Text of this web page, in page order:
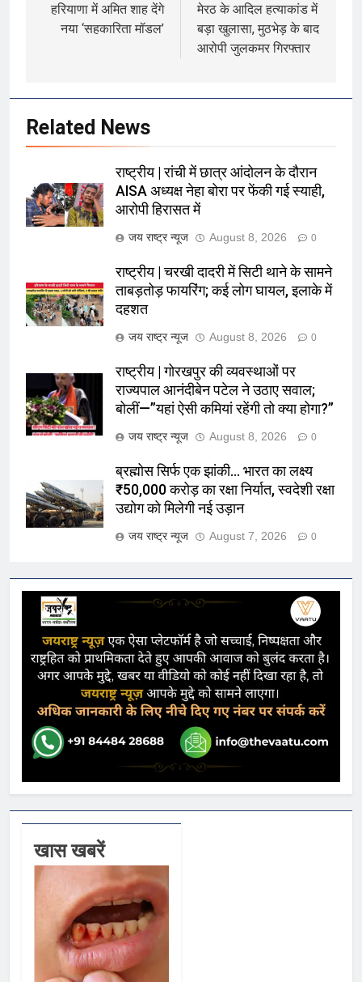
navigation
हरियाणा में अमित शाह देंगे
नया ‘सहकारिता मॉडल’
मेरठ के आदिल हत्याकांड में
बड़ा खुलासा, मुठभेड़ के बाद
आरोपी जुलकमर गिरफ्तार
Related News
राष्ट्रीय | रांची में छात्र आंदोलन के दौरान
AISA अध्यक्ष नेहा बोरा पर फेंकी गई स्याही,
आरोपी हिरासत में
जय राष्ट्र न्यूज August 8, 2026 0
राष्ट्रीय | चरखी दादरी में सिटी थाने के सामने
ताबड़तोड़ फायरिंग; कई लोग घायल, इलाके में
दहशत
जय राष्ट्र न्यूज August 8, 2026 0
राष्ट्रीय | गोरखपुर की व्यवस्थाओं पर
राज्यपाल आनंदीबेन पटेल ने उठाए सवाल;
बोलीं—”यहां ऐसी कमियां रहेंगी तो क्या होगा?”
जय राष्ट्र न्यूज August 8, 2026 0
ब्रह्मोस सिर्फ एक झांकी… भारत का लक्ष्य
₹50,000 करोड़ का रक्षा निर्यात, स्वदेशी रक्षा
उद्योग को मिलेगी नई उड़ान
जय राष्ट्र न्यूज August 7, 2026 0
खास खबरें